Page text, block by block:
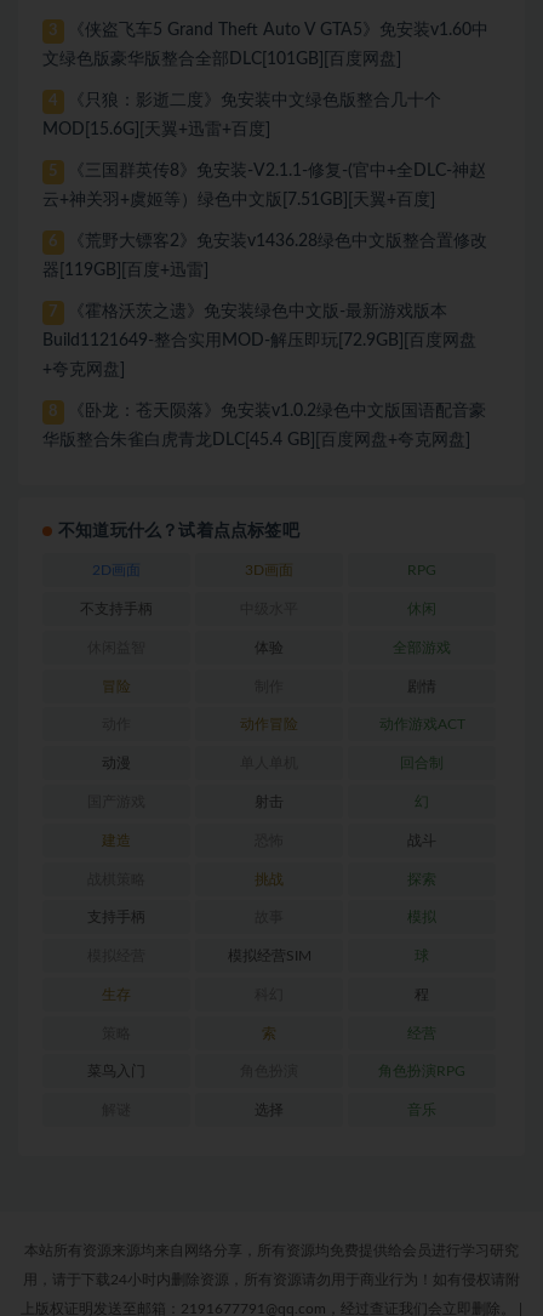
3
《侠盗飞车5 Grand Theft Auto V GTA5》免安装v1.60中
文绿色版豪华版整合全部DLC[101GB][百度网盘]
4
《只狼：影逝二度》免安装中文绿色版整合几十个
MOD[15.6G][天翼+迅雷+百度]
5
《三国群英传8》免安装-V2.1.1-修复-(官中+全DLC-神赵
云+神关羽+虞姬等）绿色中文版[7.51GB][天翼+百度]
6
《荒野大镖客2》免安装v1436.28绿色中文版整合置修改
器[119GB][百度+迅雷]
7
《霍格沃茨之遗》免安装绿色中文版-最新游戏版本
Build1121649-整合实用MOD-解压即玩[72.9GB][百度网盘
+夸克网盘]
8
《卧龙：苍天陨落》免安装v1.0.2绿色中文版国语配音豪
华版整合朱雀白虎青龙DLC[45.4 GB][百度网盘+夸克网盘]
不知道玩什么？试着点点标签吧
2D画面 3D画面 RPG
不支持手柄 休闲
体验 全部游戏
冒险 剧情
动作冒险 动作游戏ACT
动漫 回合制
射击 幻
建造 战斗
挑战 探索
支持手柄 模拟
模拟经营SIM 球
生存 程
索 经营
菜鸟入门 角色扮演RPG
选择 音乐
本站所有资源来源均来自网络分享，所有资源均免费提供给会员进行学习研究
用，请于下载24小时内删除资源，所有资源请勿用于商业行为！如有侵权请附
上版权证明发送至邮箱：2191677791@qq.com，经过查证我们会立即删除。